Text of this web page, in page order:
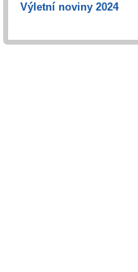
Výletní noviny 2024